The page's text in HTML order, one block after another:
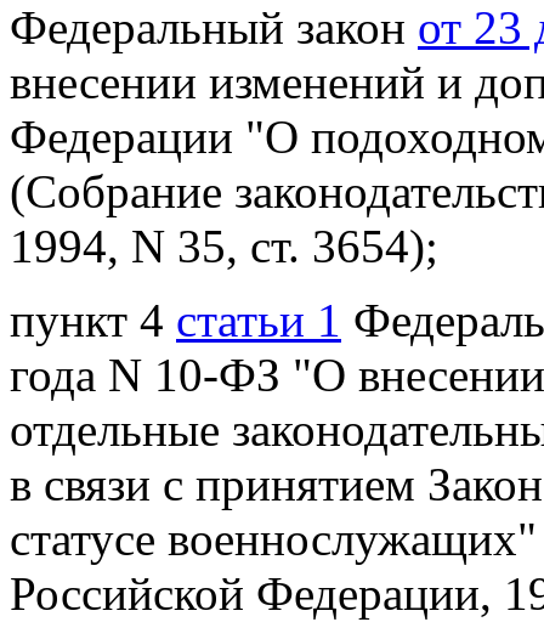
Федеральный закон от 23
внесении изменений и
Федерации "О
(Собрание
1994, N 35, ст. 3654);
пункт 4 статьи 1
года N 10-ФЗ "О
отдельные
в связи с принятием
статусе
Российской Федерации,